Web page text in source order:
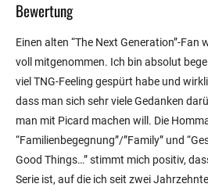
Bewertung
Einen alten “The Next Generation”-Fan
voll mitgenommen. Ich bin absolut
viel TNG-Feeling gespürt habe und
dass man sich sehr viele Gedanken
man mit Picard machen will. Die
“Familienbegegnung”/”Family” und
Good Things…” stimmt mich positiv,
Serie ist, auf die ich seit zwei